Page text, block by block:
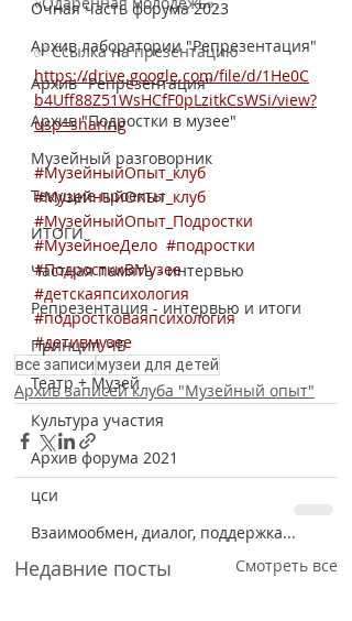
Очная часть форума 2023
Архив лаборатории "Репрезентация"
Архив "Репрезентация"
Архив "Подростки в музее"
Музейный разговорник
Текущие проекты
ИТОГИ
Частная память - интервью
Репрезентация - интервью и итоги
Принцип ЧБ
Театр + Музей
Культура участия
Архив форума 2021
цси
Взаимообмен, диалог, поддержка...
✅ Ссылка на презентацию
https://drive.google.com/file/d/1He0C
b4Uff88Z51WsHCfF0pLzitkCsWSi/view?
usp=sharing
#МузейныйОпыт_клуб
#МузейныйОпыт_клуб
#МузейныйОпыт_Подростки
#МузейноеДело #подростки
#ПодросткиВМузее
#детскаяпсихология
#подростковаяпсихология
#детивмузее
все записимузеи для детей
Архив записей клуба "Музейный опыт"
Недавние посты Смотреть все